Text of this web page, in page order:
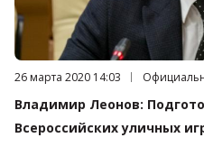
Дата публикации:
26 марта 2020 14:03 Категория:
Владимир Леонов:
Всероссийских уличных